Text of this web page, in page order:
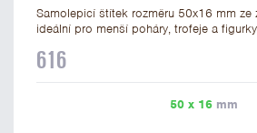
Samolepicí štítek rozměru 50x16 mm ze
ideální pro menší poháry, trofeje a
nebo text. U textu doporučujeme
možné přiložit v prvním kroku objednávky.
616
50 x 16mm